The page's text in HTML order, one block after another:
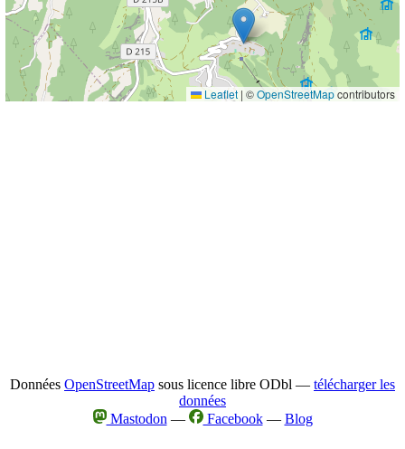
Leaflet | ©OpenStreetMapcontributors
Données OpenStreetMap sous licence libre ODbl — télécharger les
données
Mastodon — Facebook— Blog